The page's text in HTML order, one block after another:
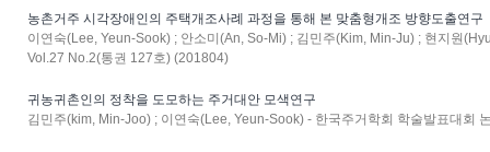
농촌거주 시각장애인의 주택개조사례 과정을 통해 본 맞춤형개조 방향도출연구
이연숙(Lee, Yeun-Sook) ; 안소미(An, So-Mi) ; 김민주(Kim, Min-Ju) ; 현지원
Vol.27 No.2(통권 127호) (201804)
귀농귀촌인의 정착을 도모하는 주거대안 모색연구
김민주(kim, Min-Joo) ; 이연숙(Lee, Yeun-Sook) - 한국주거학회 학술발표대회